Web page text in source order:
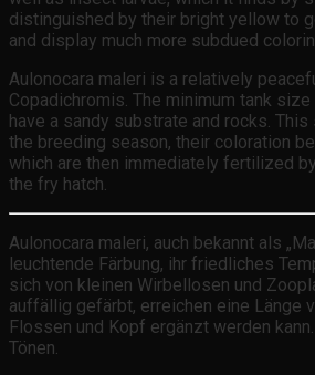
distinguished by their bright yellow to
and display much more subdued
Aulonocara maleri is a relatively
Copadichromis. The minimum tank
have a sandy substrate and rocks.
the breeding season, their coloration
which are then immediately fertilized
the fry hatch.
Aulonocara maleri, auch bekannt als
leuchtende Färbung, ihr friedliches
sich von kleinen Wirbellosen und
auffällig gefärbt, erreichen eine Länge
Flossen und Kopf ergänzt werden
Tönen.